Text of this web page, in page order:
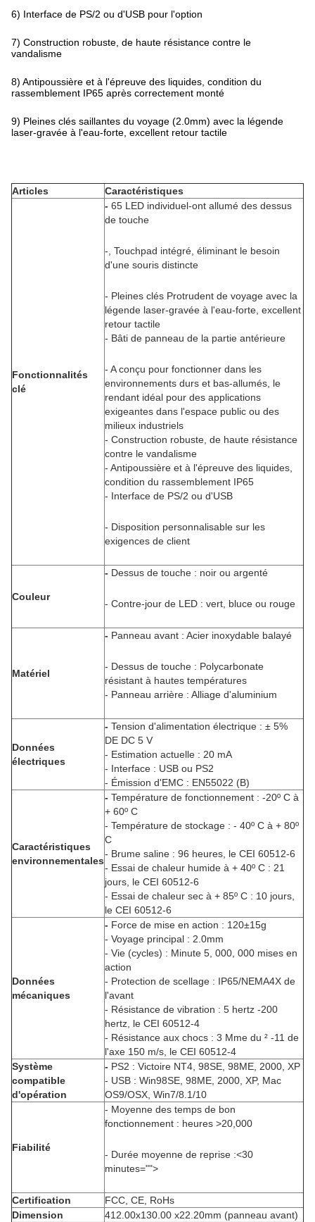
6) Interface de PS/2 ou d'USB pour l'option
7) Construction robuste, de haute résistance contre le
vandalisme
8) Antipoussière et à l'épreuve des liquides, condition du
rassemblement IP65 après correctement monté
9) Pleines clés saillantes du voyage (2.0mm) avec la légende
laser-gravée à l'eau-forte, excellent retour tactile
Articles Caractéristiques
Fonctionnalités
clé
- 65 LED individuel-ont allumé des dessus
de touche
-, Touchpad intégré, éliminant le besoin
d'une souris distincte
- Pleines clés Protrudent de voyage avec la
légende laser-gravée à l'eau-forte, excellent
retour tactile
- Bâti de panneau de la partie antérieure
- A conçu pour fonctionner dans les
environnements durs et bas-allumés, le
rendant idéal pour des applications
exigeantes dans l'espace public ou des
milieux industriels
- Construction robuste, de haute résistance
contre le vandalisme
- Antipoussière et à l'épreuve des liquides,
condition du rassemblement IP65
- Interface de PS/2 ou d'USB
- Disposition personnalisable sur les
exigences de client
Couleur
- Dessus de touche : noir ou argenté
- Contre-jour de LED : vert, bluce ou rouge
Matériel
- Panneau avant : Acier inoxydable balayé
- Dessus de touche : Polycarbonate
résistant à hautes températures
- Panneau arrière : Alliage d'aluminium
Données
électriques
- Tension d'alimentation électrique : ± 5%
DE DC 5 V
- Estimation actuelle : 20 mA
- Interface : USB ou PS2
- Émission d'EMC : EN55022 (B)
Caractéristiques
environnementales
- Température de fonctionnement : -20º C à
+ 60º C
- Température de stockage : - 40º C à + 80º
C
- Brume saline : 96 heures, le CEI 60512-6
- Essai de chaleur humide à + 40º C : 21
jours, le CEI 60512-6
- Essai de chaleur sec à + 85º C : 10 jours,
le CEI 60512-6
Données
mécaniques
- Force de mise en action : 120±15g
- Voyage principal : 2.0mm
- Vie (cycles) : Minute 5, 000, 000 mises en
action
- Protection de scellage : IP65/NEMA4X de
l'avant
- Résistance de vibration : 5 hertz -200
hertz, le CEI 60512-4
- Résistance aux chocs : 3 Mme du ² -11 de
l'axe 150 m/s, le CEI 60512-4
Système
compatible
d'opération
- PS2 : Victoire NT4, 98SE, 98ME, 2000, XP
- USB : Win98SE, 98ME, 2000, XP, Mac
OS9/OSX, Win7/8.1/10
Fiabilité
- Moyenne des temps de bon
fonctionnement : heures >20,000
- Durée moyenne de reprise :<30
minutes="">
Certification
FCC, CE, RoHs
Dimension
412.00x130.00 x22.20mm (panneau avant)